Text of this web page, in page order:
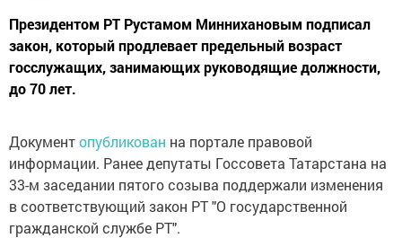
Президентом РТ Рустамом Миннихановым подписал
закон, который продлевает предельный возраст
госслужащих, занимающих руководящие должности,
до 70 лет.
Документопубликован на портале правовой
информации. Ранее депутаты Госсовета Татарстана на
33-м заседании пятого созыва поддержали изменения
в соответствующий закон РТ "О государственной
гражданской службе РТ".